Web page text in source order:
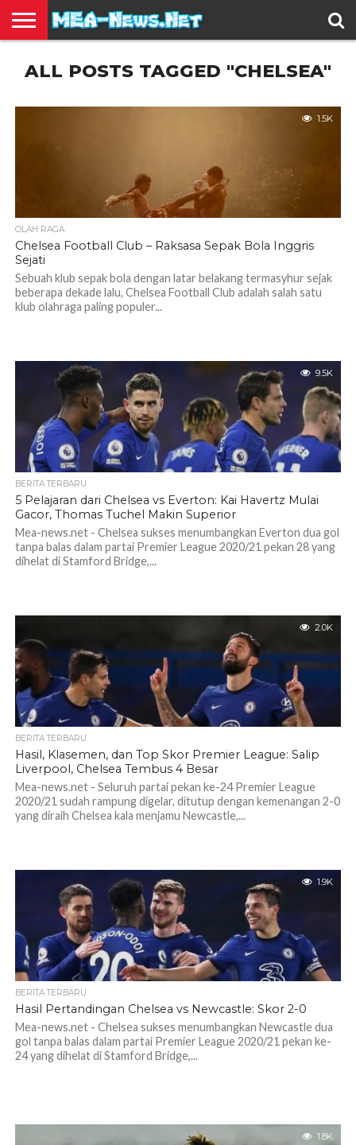
TERBARU
EDUKASI
HIBURAN
INSPIRASI
KESEHATAN
KULINER
OLAH
RAGA
OTOMOTIF
TRAVEL
JUAL
BELI
ALL POSTS TAGGED "CHELSEA"
1.5K
OLAH RAGA
Chelsea Football Club – Raksasa Sepak Bola Inggris
Sejati
Sebuah klub sepak bola dengan latar belakang termasyhur sejak
beberapa dekade lalu, Chelsea Football Club adalah salah satu
klub olahraga paling populer...
9.5K
BERITA TERBARU
5 Pelajaran dari Chelsea vs Everton: Kai Havertz Mulai
Gacor, Thomas Tuchel Makin Superior
Mea-news.net - Chelsea sukses menumbangkan Everton dua gol
tanpa balas dalam partai Premier League 2020/21 pekan 28 yang
dihelat di Stamford Bridge,...
2.0K
BERITA TERBARU
Hasil, Klasemen, dan Top Skor Premier League: Salip
Liverpool, Chelsea Tembus 4 Besar
Mea-news.net - Seluruh partai pekan ke-24 Premier League
2020/21 sudah rampung digelar, ditutup dengan kemenangan 2-0
yang diraih Chelsea kala menjamu Newcastle,...
1.9K
BERITA TERBARU
Hasil Pertandingan Chelsea vs Newcastle: Skor 2-0
Mea-news.net - Chelsea sukses menumbangkan Newcastle dua
gol tanpa balas dalam partai Premier League 2020/21 pekan ke-
24 yang dihelat di Stamford Bridge,...
1.8K